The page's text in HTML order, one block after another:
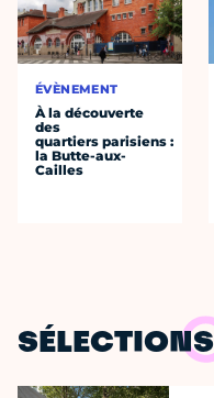
ÉVÈNEMENT
À la découverte
des
quartiers parisiens :
la Butte-aux-
Cailles
SÉLECTIONS